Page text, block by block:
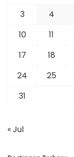
3
4
10
11
17
18
24
25
31
« Jul